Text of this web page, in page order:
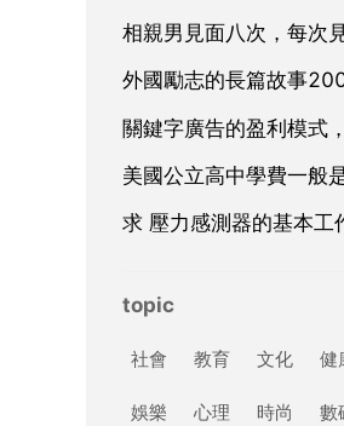
外國勵志的長篇故事
美國公立高中學費一般
topic
社會 教育 文化 健
娛樂 心理 時尚 數